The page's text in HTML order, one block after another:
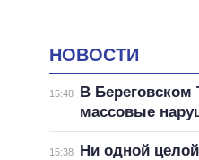
НОВОСТИ
15:48
В
массовые
15:38
Ни одной